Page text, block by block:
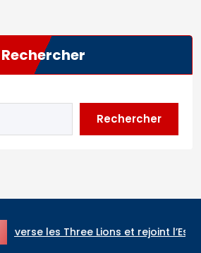
Rechercher
Rechercher
Lions et rejoint l’Espagne en finale